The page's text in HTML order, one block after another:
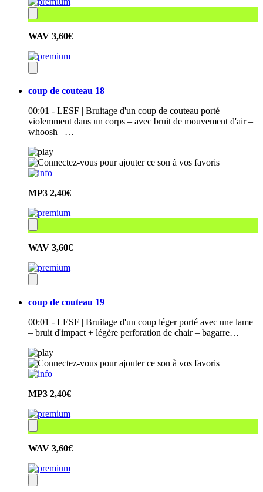
WAV 3,60€
coup de couteau 18
00:01 - LESF | Bruitage d'un coup de couteau porté
violemment dans un corps – avec bruit de mouvement d'air –
whoosh –…
MP3 2,40€
WAV 3,60€
coup de couteau 19
00:01 - LESF | Bruitage d'un coup léger porté avec une lame
– bruit d'impact + légère perforation de chair – bagarre…
MP3 2,40€
WAV 3,60€